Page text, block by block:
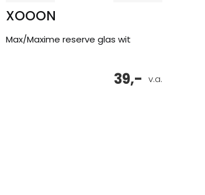
XOOON
Max/Maxime reserve glas wit
v.a.
39,-